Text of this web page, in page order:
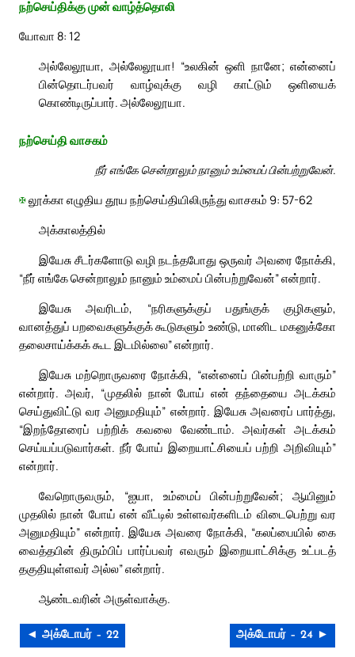
நற்செய்திக்கு முன் வாழ்த்தொலி
யோவா 8: 12
அல்லேலூயா, அல்லேலூயா! “உலகின் ஒளி நானே; என்னைப்
பின்தொடர்பவர் வாழ்வுக்கு வழி காட்டும் ஒளியைக்
கொண்டிருப்பார். அல்லேலூயா.
நற்செய்தி வாசகம்
நீர் எங்கே சென்றாலும் நானும் உம்மைப் பின்பற்றுவேன்.
✠லூக்கா எழுதிய தூய நற்செய்தியிலிருந்து வாசகம் 9: 57-62
அக்காலத்தில்
இயேசு சீடர்களோடு வழி நடந்தபோது ஒருவர் அவரை நோக்கி,
“நீர் எங்கே சென்றாலும் நானும் உம்மைப் பின்பற்றுவேன்” என்றார்.
இயேசு அவரிடம், “நரிகளுக்குப் பதுங்குக் குழிகளும்,
வானத்துப் பறவைகளுக்குக் கூடுகளும் உண்டு, மானிட மகனுக்கோ
தலைசாய்க்கக் கூட இடமில்லை” என்றார்.
இயேசு மற்றொருவரை நோக்கி, “என்னைப் பின்பற்றி வாரும்”
என்றார். அவர், “முதலில் நான் போய் என் தந்தையை அடக்கம்
செய்துவிட்டு வர அனுமதியும்” என்றார். இயேசு அவரைப் பார்த்து,
“இறந்தோரைப் பற்றிக் கவலை வேண்டாம். அவர்கள் அடக்கம்
செய்யப்படுவார்கள். நீர் போய் இறையாட்சியைப் பற்றி அறிவியும்”
என்றார்.
வேறொருவரும், “ஐயா, உம்மைப் பின்பற்றுவேன்; ஆயினும்
முதலில் நான் போய் என் வீட்டில் உள்ளவர்களிடம் விடைபெற்று வர
அனுமதியும்” என்றார். இயேசு அவரை நோக்கி, “கலப்பையில் கை
வைத்தபின் திரும்பிப் பார்ப்பவர் எவரும் இறையாட்சிக்கு உட்படத்
தகுதியுள்ளவர் அல்ல” என்றார்.
ஆண்டவரின் அருள்வாக்கு.
◄ அக்டோபர் – 22 அக்டோபர் – 24 ►